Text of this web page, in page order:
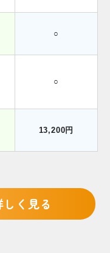
○
○
13,200円
く見る